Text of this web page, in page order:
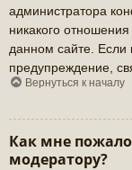
администратора
никакого
данном сайте. Если
предупреждение,
Вернуться к началу
Как мне
модератору?